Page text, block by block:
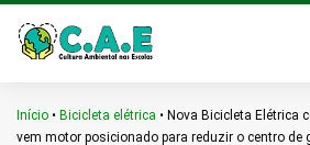
Início • Bicicleta elétrica • Nova Bicicleta Elétrica
vem motor posicionado para reduzir o centro de